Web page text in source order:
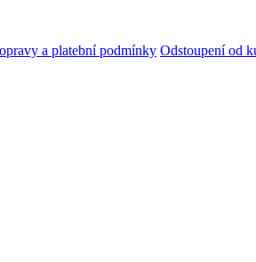
a platební podmínky Odstoupení od